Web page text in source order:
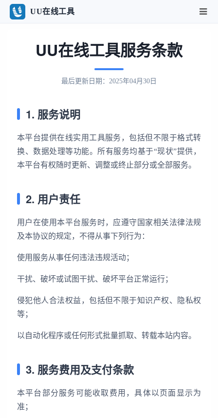
UU在线工具
UU在线工具服务条款
最后更新日期：2025年04月30日
1. 服务说明
本平台提供在线实用工具服务，包括但不限于格式转
换、数据处理等功能。所有服务均基于“现状”提供，
本平台有权随时更新、调整或终止部分或全部服务。
2. 用户责任
用户在使用本平台服务时，应遵守国家相关法律法规
及本协议的规定，不得从事下列行为：
使用服务从事任何违法违规活动；
干扰、破坏或试图干扰、破坏平台正常运行；
侵犯他人合法权益，包括但不限于知识产权、隐私权
等；
以自动化程序或任何形式批量抓取、转载本站内容。
3. 服务费用及支付条款
本平台部分服务可能收取费用，具体以页面显示为
准；